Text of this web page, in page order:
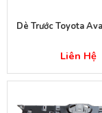
Dè Trước Toyota
Liên Hệ